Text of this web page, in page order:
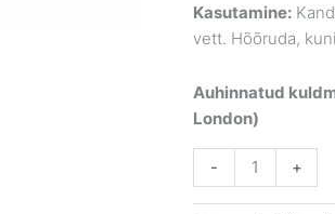
Kasutamine:
vett. Hõõruda,
Auhinnatud
London)
- +